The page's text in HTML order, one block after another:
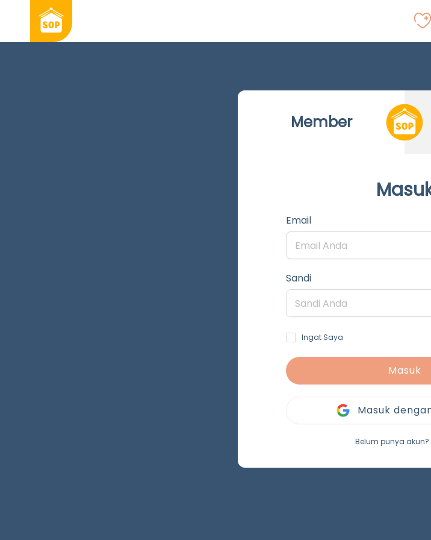
Member
Email
Sandi
Ingat Saya
Masuk
Masuk
Belum punya akun?